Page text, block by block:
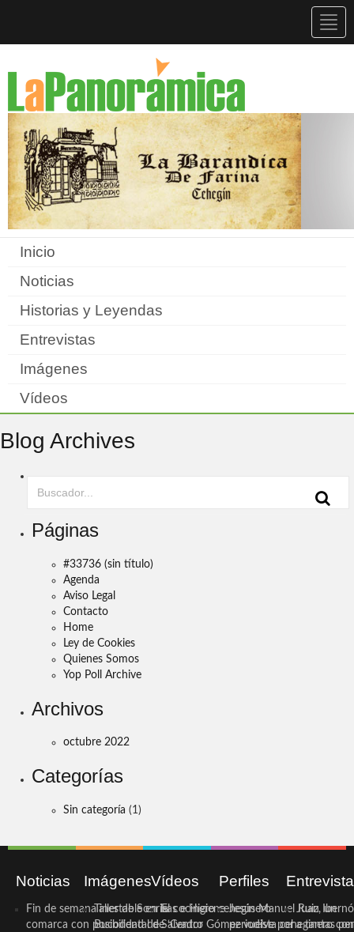
Inicio
Noticias
Historias y Leyendas
Entrevistas
Imágenes
Vídeos
Blog Archives
Páginas
#33736 (sin título)
Agenda
Aviso Legal
Contacto
Home
Ley de Cookies
Quienes Somos
Yop Poll Archive
Archivos
octubre 2022
Categorías
Sin categoría (1)
Noticias
Fin de semana inestable en la
comarca con posibilidad de
Imágenes
Taller de Sonrisas e Higiene
Bucodental de ‘Centro
Vídeos
El cocinero ceheginero
Salvador Gómez vuelve por
Perfiles
Jesús Manuel Ruiz, un
periodista ceheginero con
Juan
a tantas